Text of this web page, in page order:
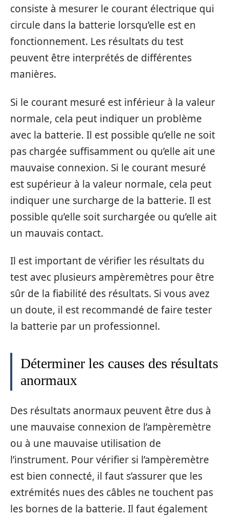
consiste à mesurer le courant électrique qui
circule dans la batterie lorsqu’elle est en
fonctionnement. Les résultats du test
peuvent être interprétés de différentes
manières.
Si le courant mesuré est inférieur à la valeur
normale, cela peut indiquer un problème
avec la batterie. Il est possible qu’elle ne soit
pas chargée suffisamment ou qu’elle ait une
mauvaise connexion. Si le courant mesuré
est supérieur à la valeur normale, cela peut
indiquer une surcharge de la batterie. Il est
possible qu’elle soit surchargée ou qu’elle ait
un mauvais contact.
Il est important de vérifier les résultats du
test avec plusieurs ampèremètres pour être
sûr de la fiabilité des résultats. Si vous avez
un doute, il est recommandé de faire tester
la batterie par un professionnel.
Déterminer les causes des résultats
anormaux
Des résultats anormaux peuvent être dus à
une mauvaise connexion de l’ampèremètre
ou à une mauvaise utilisation de
l’instrument. Pour vérifier si l’ampèremètre
est bien connecté, il faut s’assurer que les
extrémités nues des câbles ne touchent pas
les bornes de la batterie. Il faut également